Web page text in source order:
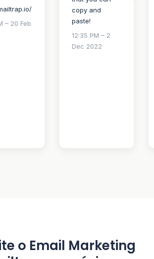
– 20 Feb
copy and
paste!
12:35 PM – 2
Dec 2022
o Email Marketing